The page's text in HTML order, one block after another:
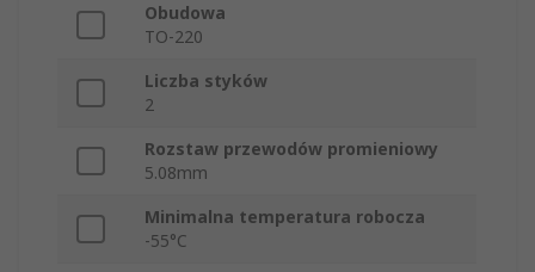
Obudowa
TO-220
Liczba styków
2
Rozstaw przewodów promieniowy
5.08mm
Minimalna temperatura robocza
-55°C